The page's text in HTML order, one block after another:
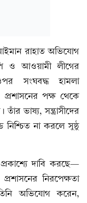
রাহাত অভিযোগ
ও আওয়ামী লীগের
সংঘবদ্ধ হামলা
পক্ষ থেকে
ভাষ্য, সন্ত্রাসীদের
নিশ্চিত না করলে সুষ্ঠু
দাবি করছে—
নিরপেক্ষতা
অভিযোগ করেন,